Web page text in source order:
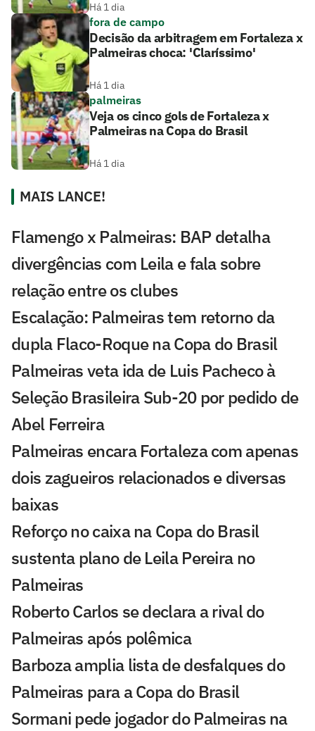
Há 1 dia
fora de campo
Decisão da arbitragem em Fortaleza x
Palmeiras choca: 'Claríssimo'
Há 1 dia
palmeiras
Veja os cinco gols de Fortaleza x
Palmeiras na Copa do Brasil
Há 1 dia
MAIS LANCE!
Flamengo x Palmeiras: BAP detalha
divergências com Leila e fala sobre
relação entre os clubes
Escalação: Palmeiras tem retorno da
dupla Flaco-Roque na Copa do Brasil
Palmeiras veta ida de Luis Pacheco à
Seleção Brasileira Sub-20 por pedido de
Abel Ferreira
Palmeiras encara Fortaleza com apenas
dois zagueiros relacionados e diversas
baixas
Reforço no caixa na Copa do Brasil
sustenta plano de Leila Pereira no
Palmeiras
Roberto Carlos se declara a rival do
Palmeiras após polêmica
Barboza amplia lista de desfalques do
Palmeiras para a Copa do Brasil
Sormani pede jogador do Palmeiras na